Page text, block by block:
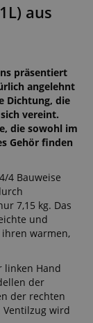
aus
präsentiert
angelehnt
Dichtung, die
vereint.
die sowohl im
Gehör finden
4 Bauweise
7,15 kg. Das
und
warmen,
linken Hand
der
der rechten
Ventilzug wird